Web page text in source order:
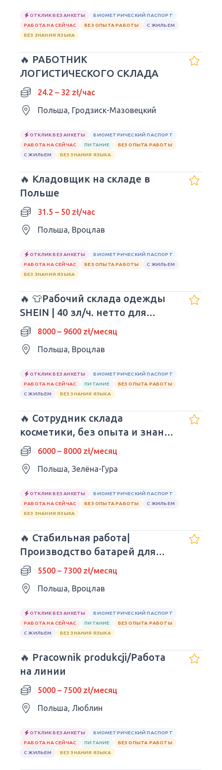
ОТКЛИК БЕЗ АНКЕТЫ
БИОМЕТРИЧЕСКИЙ ПАСПОРТ
РАБОТА НА СЕЙЧАС
БЕЗ ОПЫТА РАБОТЫ
С ЖИЛЬЕМ
БЕЗ ЗНАНИЯ ЯЗЫКА
🔥 РАБОТНИК
ЛОГИСТИЧЕСКОГО СКЛАДА
24.2 – 32 zł/час
Польша, Гродзиск-Мазовецкий
ОТКЛИК БЕЗ АНКЕТЫ
БИОМЕТРИЧЕСКИЙ ПАСПОРТ
РАБОТА НА СЕЙЧАС
ПИТАНИЕ
БЕЗ ОПЫТА РАБОТЫ
С ЖИЛЬЕМ
БЕЗ ЗНАНИЯ ЯЗЫКА
🔥 Кладовщик на складе в
Польше
31.5 – 50 zł/час
Польша, Вроцлав
ОТКЛИК БЕЗ АНКЕТЫ
БИОМЕТРИЧЕСКИЙ ПАСПОРТ
РАБОТА НА СЕЙЧАС
БЕЗ ОПЫТА РАБОТЫ
С ЖИЛЬЕМ
БЕЗ ЗНАНИЯ ЯЗЫКА
🔥 👕Рабочий склада одежды
SHEIN | 40 зл/ч. нетто для
молодежи!
8000 – 9600 zł/месяц
Польша, Вроцлав
ОТКЛИК БЕЗ АНКЕТЫ
БИОМЕТРИЧЕСКИЙ ПАСПОРТ
РАБОТА НА СЕЙЧАС
ПИТАНИЕ
БЕЗ ОПЫТА РАБОТЫ
С ЖИЛЬЕМ
БЕЗ ЗНАНИЯ ЯЗЫКА
🔥 Сотрудник склада
косметики, без опыта и знания
языка6000 – 8000 zł/месяц
Польша, Зелёна-Гура
ОТКЛИК БЕЗ АНКЕТЫ
БИОМЕТРИЧЕСКИЙ ПАСПОРТ
РАБОТА НА СЕЙЧАС
БЕЗ ОПЫТА РАБОТЫ
С ЖИЛЬЕМ
БЕЗ ЗНАНИЯ ЯЗЫКА
🔥 Стабильная работа|
Производство батарей для
авто| Wrocław
5500 – 7300 zł/месяц
Польша, Вроцлав
ОТКЛИК БЕЗ АНКЕТЫ
БИОМЕТРИЧЕСКИЙ ПАСПОРТ
РАБОТА НА СЕЙЧАС
ПИТАНИЕ
БЕЗ ОПЫТА РАБОТЫ
С ЖИЛЬЕМ
БЕЗ ЗНАНИЯ ЯЗЫКА
🔥 Pracownik produkcji/Работа
на линии
5000 – 7500 zł/месяц
Польша, Люблин
ОТКЛИК БЕЗ АНКЕТЫ
БИОМЕТРИЧЕСКИЙ ПАСПОРТ
РАБОТА НА СЕЙЧАС
ПИТАНИЕ
БЕЗ ОПЫТА РАБОТЫ
С ЖИЛЬЕМ
БЕЗ ЗНАНИЯ ЯЗЫКА